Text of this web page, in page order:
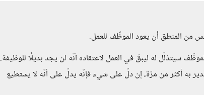
من المنطق أن يعود الموظّف للعمل.
سيتذلّل له ليبقَ في العمل لاعتقاده أنّه لن يجد بديلًا للوظيفة.
به أكثر من مرّة، إن دلّ على شيء فإنّه يدلّ على أنّه لا يستطيع